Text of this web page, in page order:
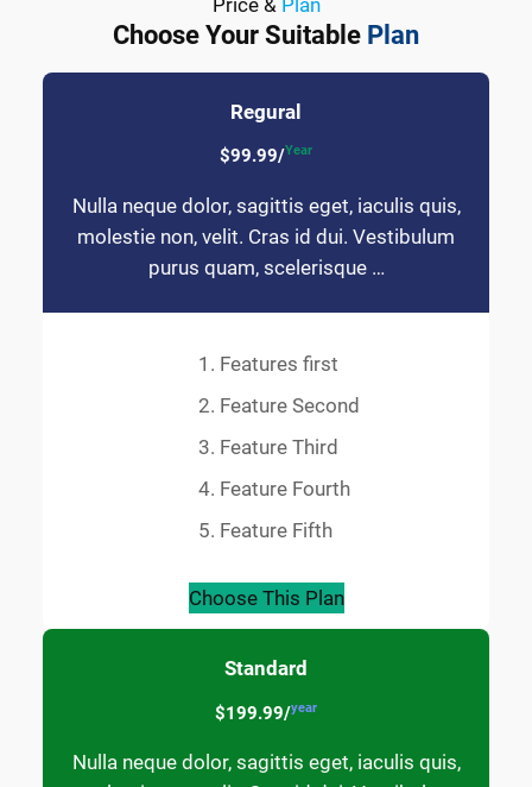
Choose Your Suitable Plan
Regural
$99.99/Year
Nulla neque dolor, sagittis eget, iaculis quis,
molestie non, velit. Cras id dui. Vestibulum
purus quam, scelerisque …
Features first
Feature Second
Feature Third
Feature Fourth
Feature Fifth
Choose This Plan
Standard
$199.99/year
Nulla neque dolor, sagittis eget, iaculis quis,